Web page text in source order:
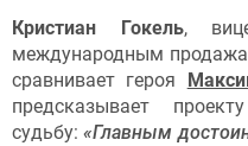
Кристиан Гокель,
международным
сравнивает героя
предсказывает
судьбу:«Главным